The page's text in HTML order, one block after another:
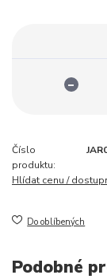
Číslo
produktu:
Hlídat cenu /
Do oblíbených
Podobné